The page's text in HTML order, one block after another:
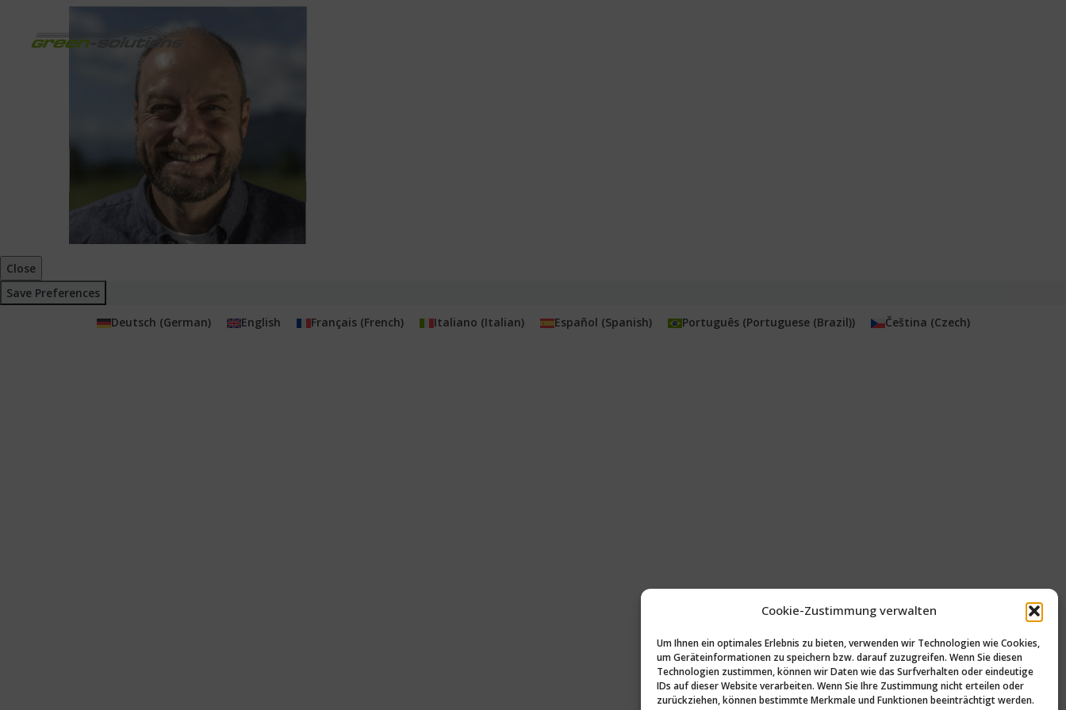
Cookie-Zustimmung verwalten
Um Ihnen ein optimales Erlebnis zu bieten, verwenden wir Technologien wie Cookies,
um Geräteinformationen zu speichern bzw. darauf zuzugreifen. Wenn Sie diesen
Technologien zustimmen, können wir Daten wie das Surfverhalten oder eindeutige
IDs auf dieser Website verarbeiten. Wenn Sie Ihre Zustimmung nicht erteilen oder
zurückziehen, können bestimmte Merkmale und Funktionen beeinträchtigt werden.
Close
Save Preferences
Deutsch (German) English Français(French) Italiano (Italian) Español (Spanish) Português(Portuguese (Brazil)) Čeština (Czech)